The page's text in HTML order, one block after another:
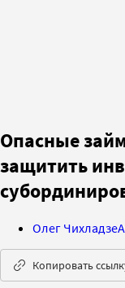
Опасные
защитить
Олег Чихладзе
Копировать